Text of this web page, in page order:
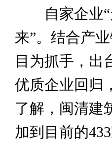
自家企业“
来”。结合产
目为抓手，出
优质企业回归
了解，闽清建
加到目前的